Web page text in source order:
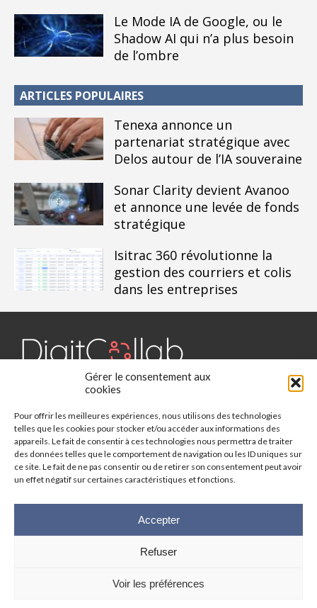
Gérer le consentement aux
cookies
Pour offrir les meilleures expériences, nous utilisons des technologies
telles que les cookies pour stocker et/ou accéder aux informations des
appareils. Le fait de consentir à ces technologies nous permettra de traiter
des données telles que le comportement de navigation ou les ID uniques sur
ce site. Le fait de ne pas consentir ou de retirer son consentement peut avoir
un effet négatif sur certaines caractéristiques et fonctions.
Accepter
Refuser
Voir les préférences
Le Mode IA de Google, ou le
Shadow AI qui n’a plus besoin
de l’ombre
ARTICLES POPULAIRES
Tenexa annonce un
partenariat stratégique avec
Delos autour de l’IA souveraine
Sonar Clarity devient Avanoo
et annonce une levée de fonds
stratégique
Isitrac 360 révolutionne la
gestion des courriers et colis
dans les entreprises
Digit Collab est un média dédié aux outils collaboratifs, retrouvez
des études, des évènements, des livres blancs et les nominations
du secteur. Retrouvez toutes les informations sur les innovations
des outils collaboratifs.
Vous cherchez quelque chose ?
| Google reCAPTCHA :Confidentialité